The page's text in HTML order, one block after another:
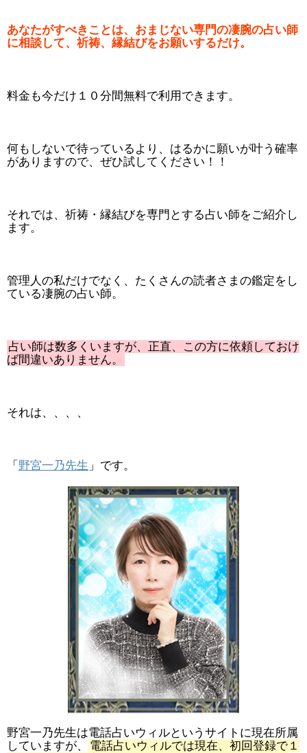
あなたがすべきことは、おまじない専門の凄腕の占い師
に相談して、祈祷、縁結びをお願いするだけ。
料金も今だけ１０分間無料で利用できます。
何もしないで待っているより、はるかに願いが叶う確率
がありますので、ぜひ試してください！！
それでは、祈祷・縁結びを専門とする占い師をご紹介し
ます。
管理人の私だけでなく、たくさんの読者さまの鑑定をし
ている凄腕の占い師。
占い師は数多くいますが、正直、この方に依頼しておけ
ば間違いありません。
それは、、、、
「 野宮一乃先生 」です。
野宮一乃先生は電話占いウィルというサイトに現在所属
していますが、
電話占いウィルでは現在、初回登録で１